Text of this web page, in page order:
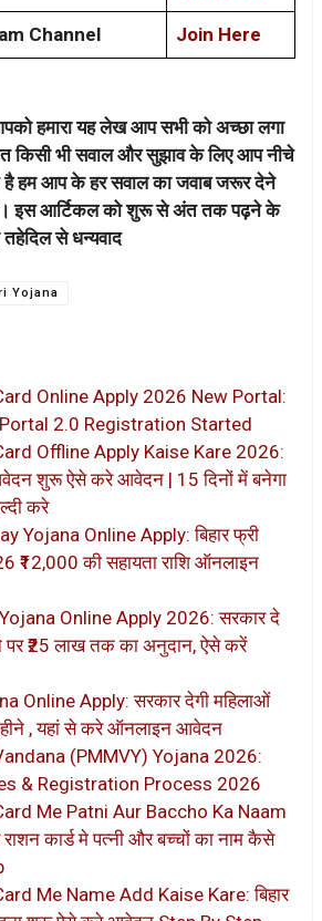
Channel Join Here
हमारा यह लेख आप सभी को अच्छा लगा
किसी भी सवाल और सुझाव के लिए आप नीचे
हम आप के हर सवाल का जवाब जरूर देने
इस आर्टिकल को शुरू से अंत तक पढ़ने के
से धन्यवाद
Yojana
Online Apply 2026 New Portal:
2.0 Registration Started
Offline Apply Kaise Kare 2026:
शुरू ऐसे करे आवेदन | 15 दिनों में बनेगा
करे
Yojana Online Apply: बिहार फ्री
₹12,000 की सहायता राशि ऑनलाइन
Online Apply 2026: सरकार दे
पर ₹25 लाख तक का अनुदान, ऐसे करें
Online Apply: सरकार देगी महिलाओं
, यहां से करे ऑनलाइन आवेदन
(PMMVY) Yojana 2026:
& Registration Process 2026
Me Patni Aur Baccho Ka Naam
कार्ड मे पत्नी और बच्चों का नाम कैसे
Me Name Add Kaise Kare: बिहार